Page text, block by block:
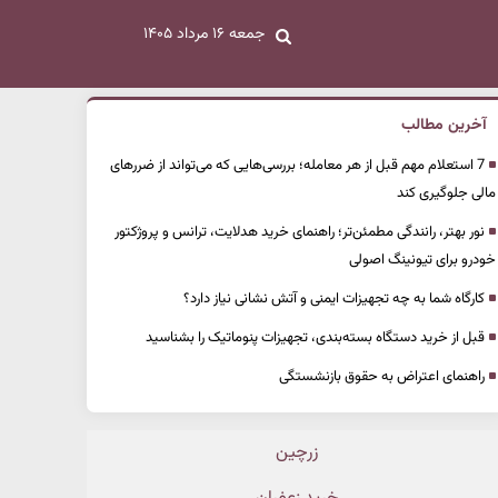
جمعه ۱۶ مرداد ۱۴۰۵
آخرین مطالب
7 استعلام مهم قبل از هر معامله؛ بررسی‌هایی که می‌تواند از ضررهای
مالی جلوگیری کند
نور بهتر، رانندگی مطمئن‌تر؛ راهنمای خرید هدلایت، ترانس و پروژکتور
خودرو برای تیونینگ اصولی
کارگاه شما به چه تجهیزات ایمنی و آتش نشانی نیاز دارد؟
قبل از خرید دستگاه بسته‌بندی، تجهیزات پنوماتیک را بشناسید
راهنمای اعتراض به حقوق بازنشستگی
زرچین